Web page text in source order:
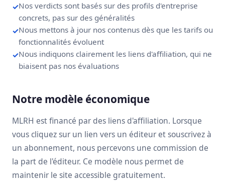
Nos verdicts sont basés sur des profils d'entreprise
concrets, pas sur des généralités
Nous mettons à jour nos contenus dès que les tarifs ou
fonctionnalités évoluent
Nous indiquons clairement les liens d'affiliation, qui ne
biaisent pas nos évaluations
Notre modèle économique
MLRH est financé par des liens d'affiliation. Lorsque
vous cliquez sur un lien vers un éditeur et souscrivez à
un abonnement, nous percevons une commission de
la part de l'éditeur. Ce modèle nous permet de
maintenir le site accessible gratuitement.